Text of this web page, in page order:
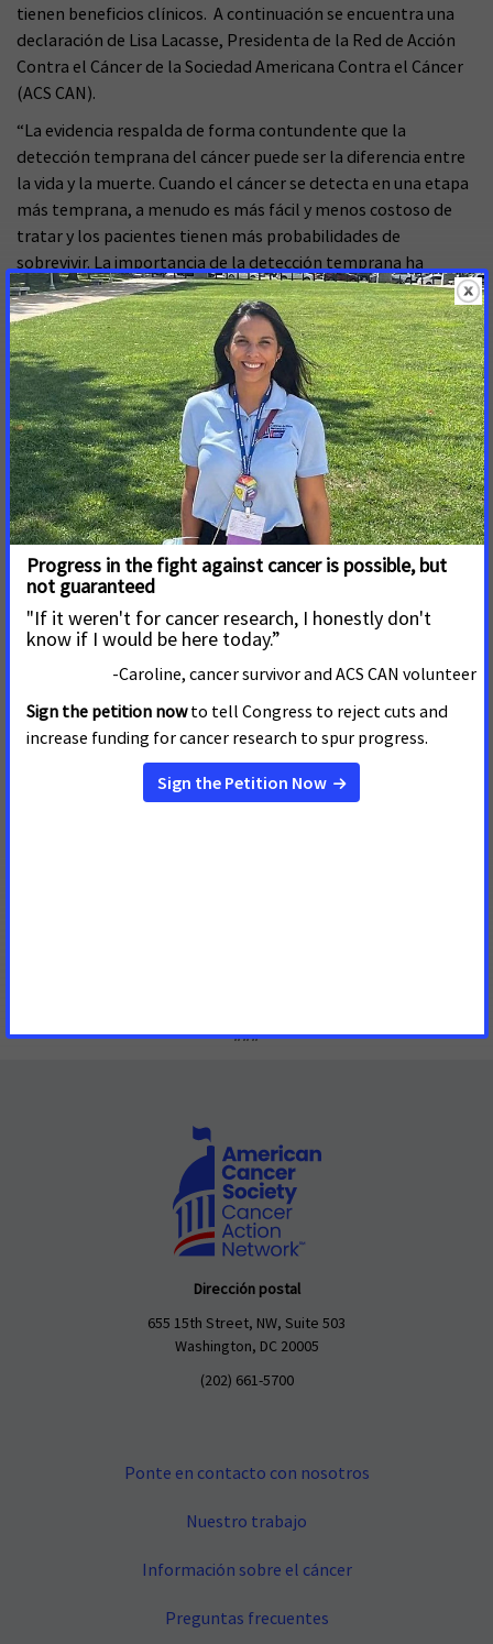
tienen beneficios clínicos. A continuación se encuentra una
declaración de Lisa Lacasse, Presidenta de la Red de Acción
Contra el Cáncer de la Sociedad Americana Contra el Cáncer
(ACS CAN).
“La evidencia respalda de forma contundente que la
detección temprana del cáncer puede ser la diferencia entre
la vida y la muerte. Cuando el cáncer se detecta en una etapa
más temprana, a menudo es más fácil y menos costoso de
tratar y los pacientes tienen más probabilidades de
sobrevivir. La importancia de la detección temprana ha
quedado clara con la adopción generalizada de pruebas de
detección como mamogramas y colonoscopias, lo que lleva a
una reducción considerable de la mortalidad. A medida que la
ciencia evoluciona, también debería hacerlo la cobertura de
Medicare de las pruebas de detección de múltiples cánceres
para garantizar que los pacientes tengan acceso a las
pruebas de detección que tanto el paciente como su
proveedor consideren más adecuadas para ellos.
"El riesgo de desarrollar cáncer aumenta con la edad. El
cincuenta y siete por ciento de las personas que reciben un
diagnóstico de cáncer en EE. UU. tienen 65 años o más. Por lo
tanto, es fundamental que trabajemos para garantizar que
los beneficiarios de Medicare tengan acceso equitativo a
pruebas de detección nuevas e innovadoras. Esta legislación
crearía una ruta de cobertura para las pruebas de detección
demuestre su beneficio clínico. Este proyecto de ley
modernizará Medicare, permitiendo que la agencia determine
la cobertura de las pruebas de detección temprana de
múltiples tipos de cáncer una vez que la FDA las apruebe y
###
Dirección postal
655 15th Street, NW, Suite 503
Washington, DC 20005
(202) 661-5700
Ponte en contacto con nosotros
Nuestro trabajo
Información sobre el cáncer
Preguntas frecuentes